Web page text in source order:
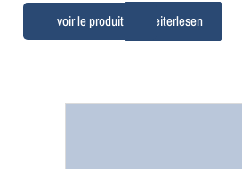
Weiterlesen